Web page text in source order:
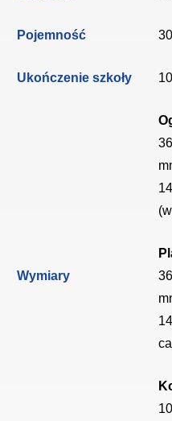
Pojemność
Ukończenie szkoły
Wymiary